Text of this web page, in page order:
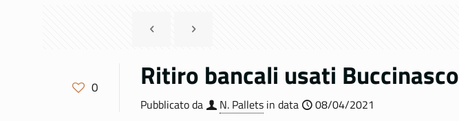
0 Ritiro bancali usati Buccinasco
Pubblicato da N. Pallets in data 08/04/2021